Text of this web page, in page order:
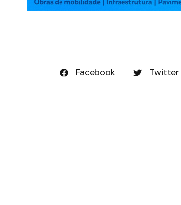
Facebook
Twitter